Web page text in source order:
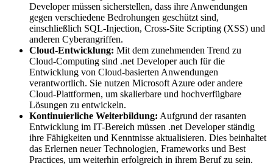
Developer müssen sicherstellen, dass ihre Anwendungen
gegen verschiedene Bedrohungen geschützt sind,
einschließlich SQL-Injection, Cross-Site Scripting (XSS) und
anderen Cyberangriffen.
Cloud-Entwicklung: Mit dem zunehmenden Trend zu
Cloud-Computing sind .net Developer auch für die
Entwicklung von Cloud-basierten Anwendungen
verantwortlich. Sie nutzen Microsoft Azure oder andere
Cloud-Plattformen, um skalierbare und hochverfügbare
Lösungen zu entwickeln.
Kontinuierliche Weiterbildung: Aufgrund der rasanten
Entwicklung im IT-Bereich müssen .net Developer ständig
ihre Fähigkeiten und Kenntnisse aktualisieren. Dies beinhaltet
das Erlernen neuer Technologien, Frameworks und Best
Practices, um weiterhin erfolgreich in ihrem Beruf zu sein.